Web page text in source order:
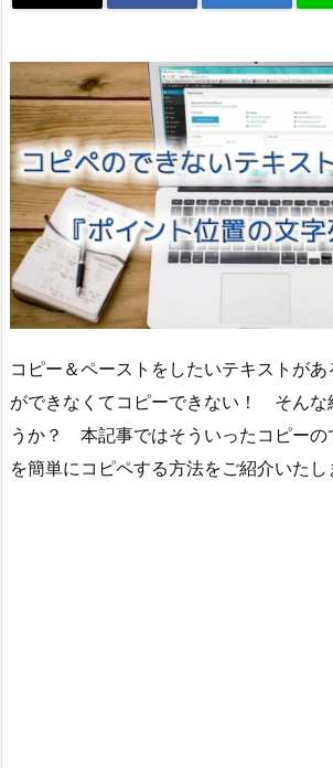
コピー＆ペーストをしたいテキストが
ができなくてコピーできない！ そんな
うか？ 本記事ではそういったコピーの
を簡単にコピペする方法をご紹介いたし